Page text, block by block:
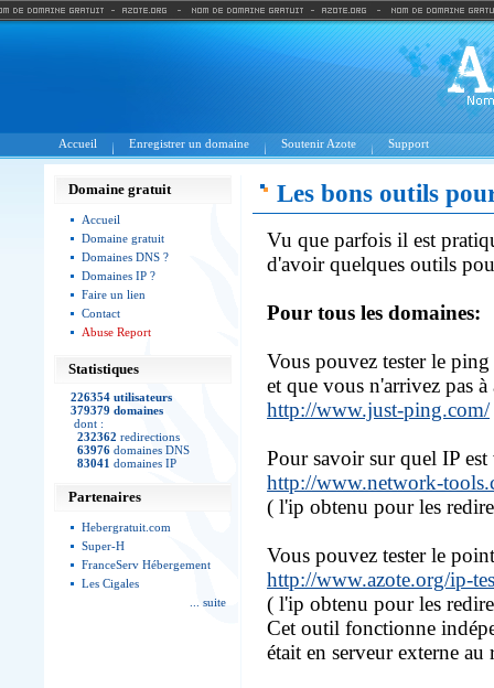
Accueil Enregistrer un domaine Soutenir Azote Support
Domaine gratuit
Accueil
Domaine gratuit
Domaines DNS ?
Domaines IP ?
Faire un lien
Contact
Abuse Report
Statistiques
226354 utilisateurs
379379 domaines
dont :
232362 redirections
63976 domaines DNS
83041 domaines IP
Partenaires
Hebergratuit.com
Super-H
FranceServ Hébergement
Les Cigales
... suite
Les bons outils
Vu que parfois il est
d'avoir quelques outils
Pour tous les domaines:
Vous pouvez tester le
et que vous n'arrivez pas
http://www.just-ping.com/
Pour savoir sur quel IP
http://www.network-
( l'ip obtenu pour les
Vous pouvez tester le
http://www.azote.org/ip-
( l'ip obtenu pour les
Cet outil fonctionne
était en serveur externe au